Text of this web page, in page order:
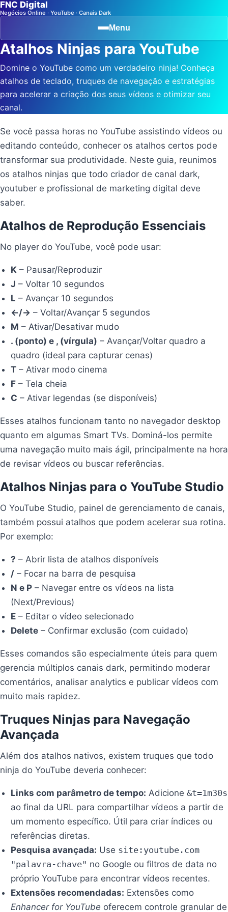
FNC Digital
Negócios Online · YouTube · Canais Dark
Menu
Atalhos Ninjas para YouTube
Domine o YouTube como um verdadeiro ninja! Conheça
atalhos de teclado, truques de navegação e estratégias
para acelerar a criação dos seus vídeos e otimizar seu
canal.
Se você passa horas no YouTube assistindo vídeos ou
editando conteúdo, conhecer os atalhos certos pode
transformar sua produtividade. Neste guia, reunimos
os atalhos ninjas que todo criador de canal dark,
youtuber e profissional de marketing digital deve
saber.
Atalhos de Reprodução Essenciais
No player do YouTube, você pode usar:
K – Pausar/Reproduzir
J – Voltar 10 segundos
L – Avançar 10 segundos
←/→ – Voltar/Avançar 5 segundos
M – Ativar/Desativar mudo
. (ponto) e , (vírgula) – Avançar/Voltar quadro a
quadro (ideal para capturar cenas)
T – Ativar modo cinema
F – Tela cheia
C – Ativar legendas (se disponíveis)
Esses atalhos funcionam tanto no navegador desktop
quanto em algumas Smart TVs. Dominá-los permite
uma navegação muito mais ágil, principalmente na hora
de revisar vídeos ou buscar referências.
Atalhos Ninjas para o YouTube Studio
O YouTube Studio, painel de gerenciamento de canais,
também possui atalhos que podem acelerar sua rotina.
Por exemplo:
? – Abrir lista de atalhos disponíveis
/ – Focar na barra de pesquisa
N e P – Navegar entre os vídeos na lista
(Next/Previous)
E – Editar o vídeo selecionado
Delete – Confirmar exclusão (com cuidado)
Esses comandos são especialmente úteis para quem
gerencia múltiplos canais dark, permitindo moderar
comentários, analisar analytics e publicar vídeos com
muito mais rapidez.
Truques Ninjas para Navegação
Avançada
Além dos atalhos nativos, existem truques que todo
ninja do YouTube deveria conhecer:
Links com parâmetro de tempo: Adicione&t=1m30s
ao final da URL para compartilhar vídeos a partir de
um momento específico. Útil para criar índices ou
referências diretas.
Pesquisa avançada: Use site:youtube.com
"palavra-chave" no Google ou filtros de data no
próprio YouTube para encontrar vídeos recentes.
Extensões recomendadas: Extensões como
Enhancer for YouTube oferecem controle granular de